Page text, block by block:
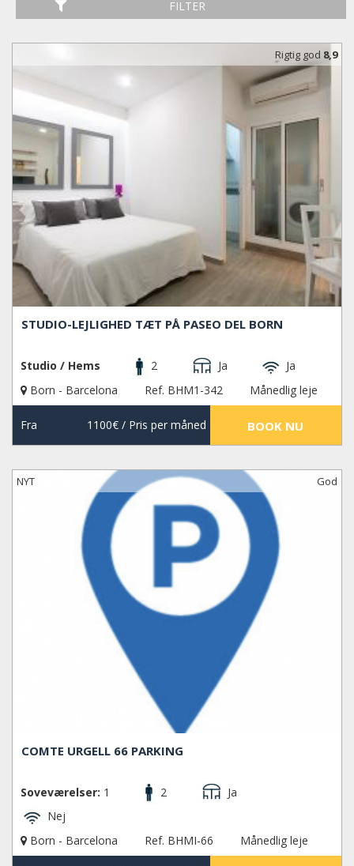
FILTER
Rigtig god 8,9
STUDIO-LEJLIGHED TÆT PÅ PASEO DEL BORN
Studio / Hems 2 Ja
Ja
Born - Barcelona
Ref. BHM1-342 Månedlig leje
Fra 1100€/ Pris per måned BOOK NU
NYT God
COMTE URGELL 66 PARKING
Soveværelser: 1 2
Ja
Nej
Born - Barcelona
Ref. BHMI-66 Månedlig leje